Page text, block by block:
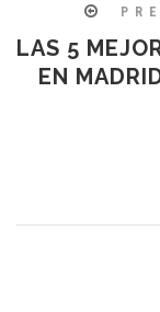
LAS 5
EN